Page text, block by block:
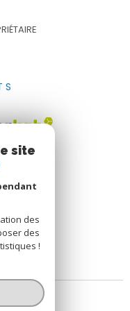
site
des
des
!